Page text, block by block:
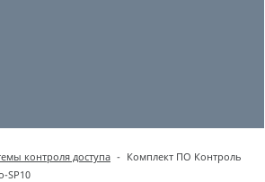
контроля доступа - Комплект ПО Контроль
SP10